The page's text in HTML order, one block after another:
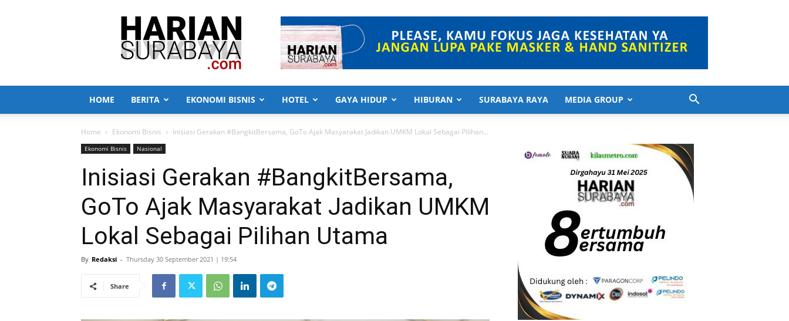
Harian
Surabaya
HOME BERITA EKONOMI BISNIS HOTEL GAYA HIDUP HIBURAN SURABAYA RAYA MEDIA GROUP
Home Ekonomi Bisnis Inisiasi Gerakan #BangkitBersama, GoTo Ajak Masyarakat Jadikan UMKM Lokal Sebagai Pilihan...
Ekonomi Bisnis Nasional
Inisiasi Gerakan #BangkitBersama,
GoTo Ajak Masyarakat Jadikan UMKM
Lokal Sebagai Pilihan Utama
By Redaksi - Thursday 30 September 2021 | 19:54
Share